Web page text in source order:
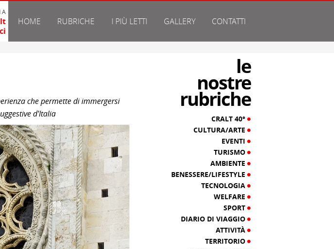
A
HOME RUBRICHE I PIÙ LETTI GALLERY CONTATTI
che permette di immergersi
d'Italia
le
nostre
rubriche
CRALT 40°
CULTURA/ARTE
EVENTI
TURISMO
AMBIENTE
BENESSERE/LIFESTYLE
TECNOLOGIA
WELFARE
SPORT
DIARIO DI VIAGGIO
ATTIVITÀ
TERRITORIO